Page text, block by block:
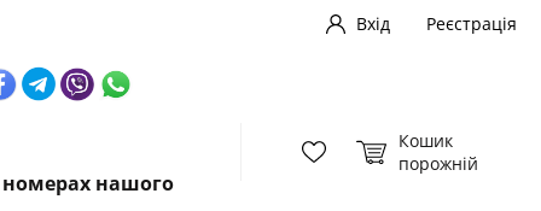
Вхід Реєстрація
номерах нашого
Кошик
порожній